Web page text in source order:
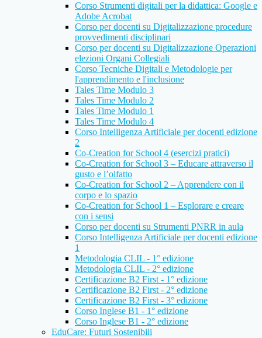
Corso Strumenti digitali per la didattica: Google e
Adobe Acrobat
Corso per docenti su Digitalizzazione procedure
provvedimenti disciplinari
Corso per docenti su Digitalizzazione Operazioni
elezioni Organi Collegiali
Corso Tecniche Digitali e Metodologie per
l'apprendimento e l'inclusione
Tales Time Modulo 3
Tales Time Modulo 2
Tales Time Modulo 1
Tales Time Modulo 4
Corso Intelligenza Artificiale per docenti edizione
2
Co-Creation for School 4 (esercizi pratici)
Co-Creation for School 3 – Educare attraverso il
gusto e l’olfatto
Co-Creation for School 2 – Apprendere con il
corpo e lo spazio
Co-Creation for School 1 – Esplorare e creare
con i sensi
Corso per docenti su Strumenti PNRR in aula
Corso Intelligenza Artificiale per docenti edizione
1
Metodologia CLIL - 1° edizione
Metodologia CLIL - 2° edizione
Certificazione B2 First - 1° edizione
Certificazione B2 First - 2° edizione
Certificazione B2 First - 3° edizione
Corso Inglese B1 - 1° edizione
Corso Inglese B1 - 2° edizione
EduCare: Futuri Sostenibili